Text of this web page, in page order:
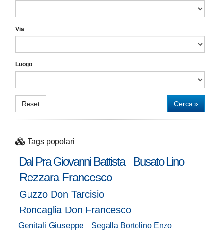
Via
Luogo
Reset Cerca »
Tags popolari
Dal Pra Giovanni Battista
Busato Lino
Rezzara Francesco
Guzzo Don Tarcisio
Roncaglia Don Francesco
Genitali Giuseppe
Segalla Bortolino Enzo